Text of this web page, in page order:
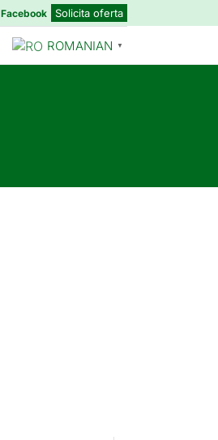
Facebook Solicita oferta
ROMANIAN ▼